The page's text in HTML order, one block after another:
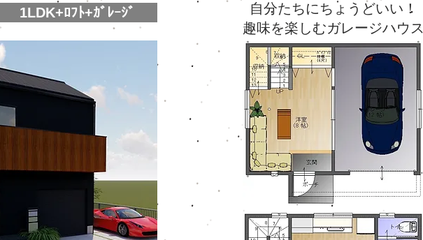
1LDK+ﾛﾌﾄ+ｶﾞﾚｰｼﾞ
自分たちにちょうどいい！
趣味を楽しむガレージハウス